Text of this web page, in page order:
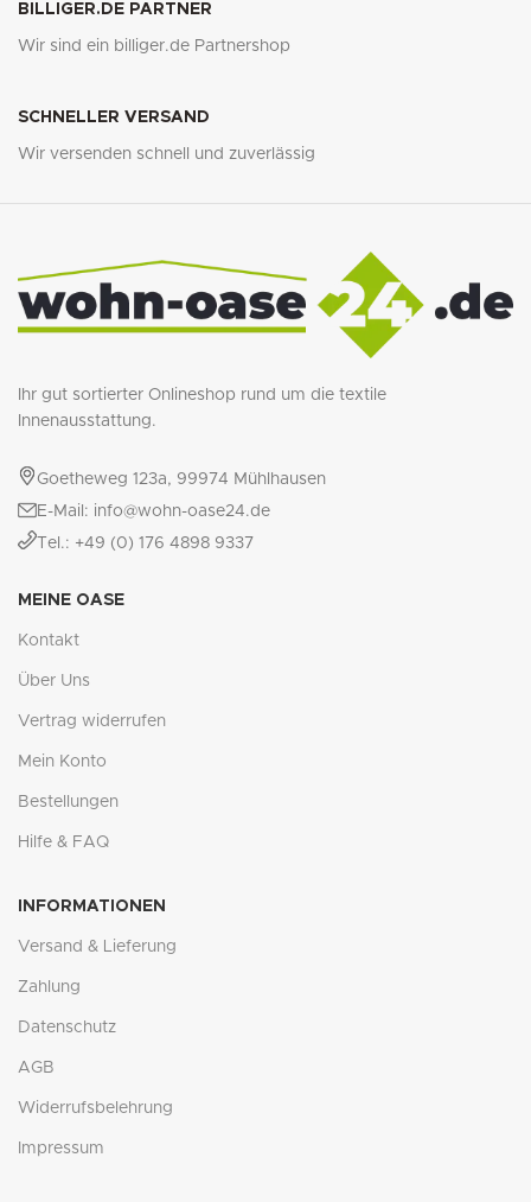
BILLIGER.DE PARTNER
Wir sind ein billiger.de Partnershop
SCHNELLER VERSAND
Wir versenden schnell und zuverlässig
Ihr gut sortierter Onlineshop rund um die textile
Innenausstattung.
Goetheweg 123a, 99974 Mühlhausen
E-Mail: info@wohn-oase24.de
Tel.: +49 (0) 176 4898 9337
MEINE OASE
Kontakt
Über Uns
Vertrag widerrufen
Mein Konto
Bestellungen
Hilfe & FAQ
INFORMATIONEN
Versand & Lieferung
Zahlung
Datenschutz
AGB
Widerrufsbelehrung
Impressum